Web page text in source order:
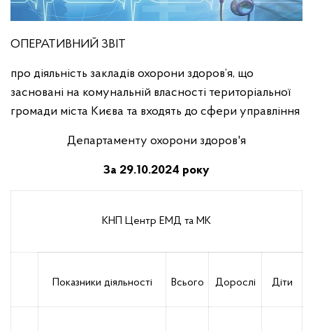
ОПЕРАТИВНИЙ ЗВІТ
про діяльність закладів охорони здоров’я, що
засновані на комунальній власності територіальної
громади міста Києва та входять до сфери управління
Департаменту охорони здоров'я
За 29.10.2024 року
КНП Центр ЕМД та МК
Показники діяльності Всього Дорослі Діти